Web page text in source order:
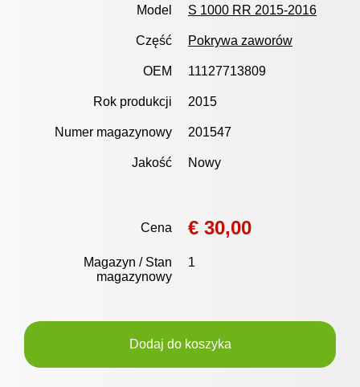
Model S 1000 RR 2015-2016
Część Pokrywa zaworów
OEM 11127713809
Rok produkcji 2015
Numer magazynowy 201547
Jakość Nowy
Cena € 30,00
Magazyn / Stan
magazynowy
1
Dodaj do koszyka